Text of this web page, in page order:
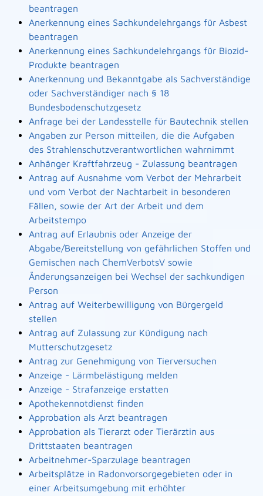
beantragen
Anerkennung eines Sachkundelehrgangs für Asbest
beantragen
Anerkennung eines Sachkundelehrgangs für Biozid-
Produkte beantragen
Anerkennung und Bekanntgabe als Sachverständige
oder Sachverständiger nach § 18
Bundesbodenschutzgesetz
Anfrage bei der Landesstelle für Bautechnik stellen
Angaben zur Person mitteilen, die die Aufgaben
des Strahlenschutzverantwortlichen wahrnimmt
Anhänger Kraftfahrzeug - Zulassung beantragen
Antrag auf Ausnahme vom Verbot der Mehrarbeit
und vom Verbot der Nachtarbeit in besonderen
Fällen, sowie der Art der Arbeit und dem
Arbeitstempo
Antrag auf Erlaubnis oder Anzeige der
Abgabe/Bereitstellung von gefährlichen Stoffen und
Gemischen nach ChemVerbotsV sowie
Änderungsanzeigen bei Wechsel der sachkundigen
Person
Antrag auf Weiterbewilligung von Bürgergeld
stellen
Antrag auf Zulassung zur Kündigung nach
Mutterschutzgesetz
Antrag zur Genehmigung von Tierversuchen
Anzeige - Lärmbelästigung melden
Anzeige - Strafanzeige erstatten
Apothekennotdienst finden
Approbation als Arzt beantragen
Approbation als Tierarzt oder Tierärztin aus
Drittstaaten beantragen
Arbeitnehmer-Sparzulage beantragen
Arbeitsplätze in Radonvorsorgegebieten oder in
einer Arbeitsumgebung mit erhöhter